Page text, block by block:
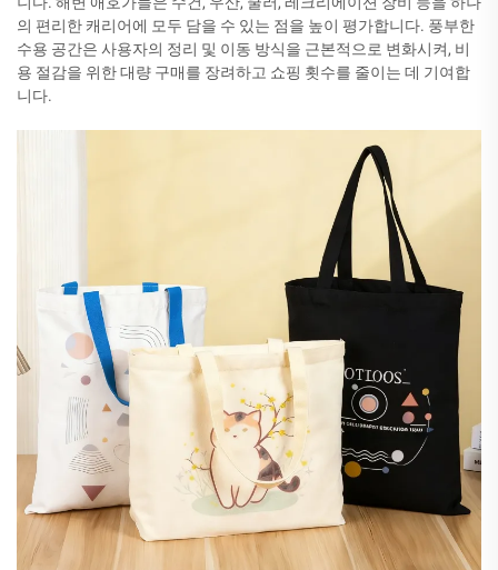
의 편리한 캐리어에 모두 담을 수 있는 점을 높이 평가합니다. 풍부한
수용 공간은 사용자의 정리 및 이동 방식을 근본적으로 변화시켜, 비
용 절감을 위한 대량 구매를 장려하고 쇼핑 횟수를 줄이는 데 기여합
니다.